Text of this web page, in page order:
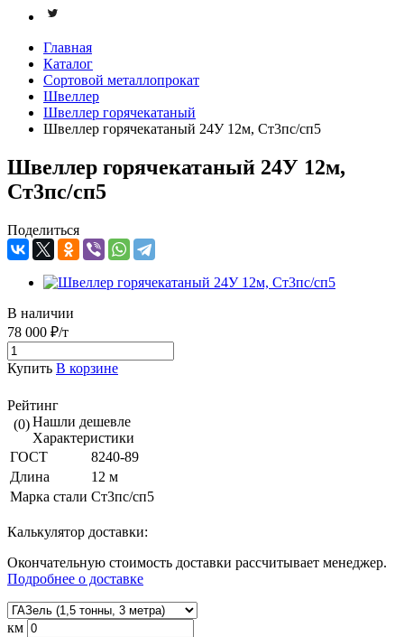
Главная
Каталог
Сортовой металлопрокат
Швеллер
Швеллер горячекатаный
Швеллер горячекатаный 24У 12м, Ст3пс/сп5
Швеллер горячекатаный 24У 12м,
Ст3пс/сп5
Поделиться
В наличии
78 000 ₽/т
Купить В корзине
Рейтинг
(0)Нашли дешевле
Характеристики
ГОСТ
8240-89
Длина
12 м
Марка стали Ст3пс/сп5
Калькулятор доставки:
Окончательную стоимость доставки рассчитывает менеджер.
Подробнее о доставке
км